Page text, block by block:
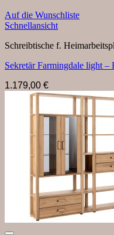
Auf die Wunschliste
Schnellansicht
Schreibtische f.
Sekretär Farmingdale light –
1.179,00 €